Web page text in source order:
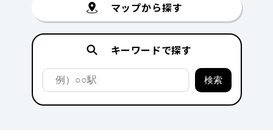
マップから探す
キーワードで探す